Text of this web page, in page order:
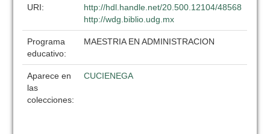
URI:
http://hdl.handle.net/20.500.12104/48568
http://wdg.biblio.udg.mx
Programa
educativo:
MAESTRIA EN ADMINISTRACION
Aparece en
las
colecciones:
CUCIENEGA